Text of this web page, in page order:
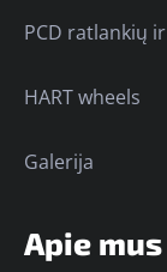
PCD ratlankių
HART wheels
Galerija
Apie mus